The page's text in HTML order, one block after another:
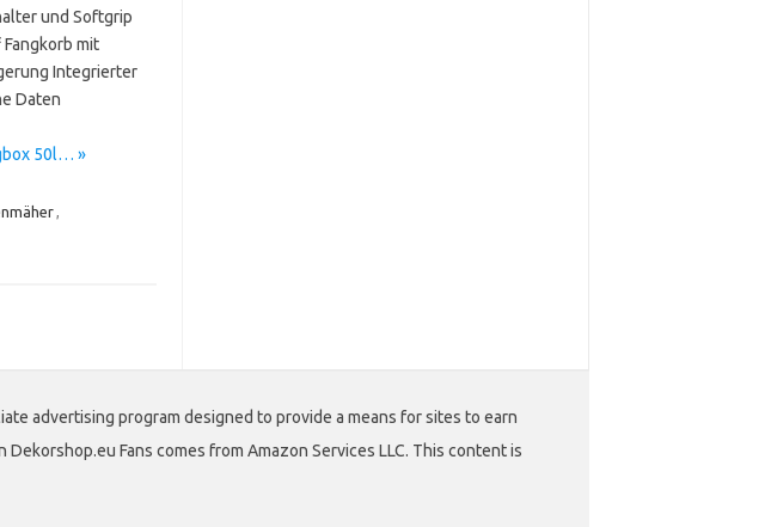
und Softgrip
mit
Integrierter
Daten
50l… »
,
advertising program designed to provide a means for sites to earn
Fans comes from Amazon Services LLC. This content is